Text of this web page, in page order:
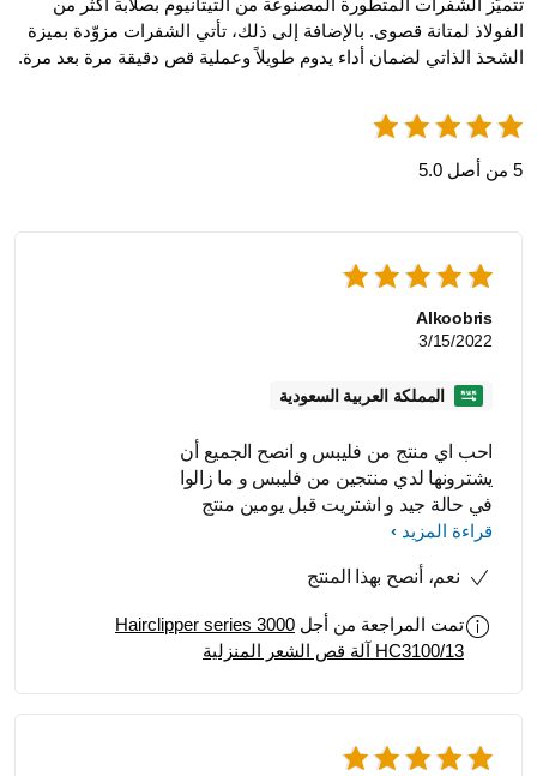
تتميّز الشفرات المتطورة المصنوعة من التيتانيوم بصلابة أكثر من
الفولاذ لمتانة قصوى. بالإضافة إلى ذلك، تأتي الشفرات مزوّدة بميزة
الشحذ الذاتي لضمان أداء يدوم طويلاً وعملية قص دقيقة مرة بعد مرة.
Alkoobris
3/15/2022
المملكة العربية السعودية
احب اي منتج من فليبس و انصح الجميع أن
يشترونها لدي منتجين من فليبس و ما زالوا
في حالة جيد و اشتريت قبل يومين منتج
اخر
قراءة المزيد
نعم، أنصح بهذا المنتج
تمت المراجعة من أجل Hairclipper series 3000
HC3100/13 آلة قص الشعر المنزلية